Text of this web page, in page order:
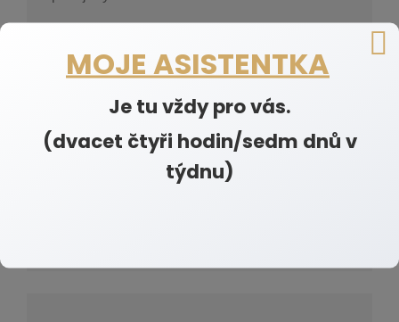
čtětezde.
MOJE ASISTENTKA
Je tu vždy pro vás.
(dvacet čtyři hodin/sedm dnů v
týdnu)